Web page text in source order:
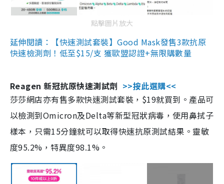
點擊圖片放大
延伸閱讀：【快速測試套裝】Good Mask發售3款抗原
快速檢測劑！低至$15/支 獲歐盟認證+無限購數量
Reagen 新冠抗原快速測試劑 >>按此選購<<
莎莎網店亦有售多款快速測試套裝，$19就買到。產品可
以檢測到Omicron及Delta等新型冠狀病毒，使用鼻拭子
樣本，只需15分鐘就可以取得快速抗原測試結果。靈敏
度95.2%，特異度98.1%。